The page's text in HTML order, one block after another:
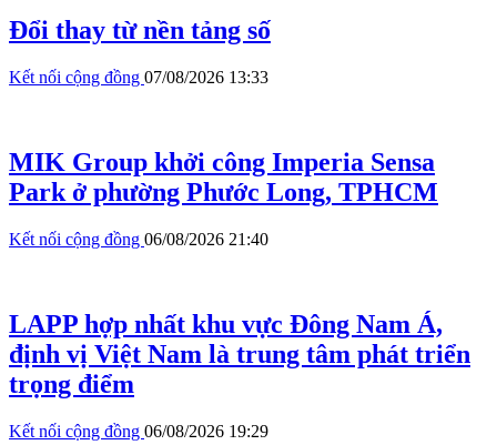
Đổi thay từ nền tảng số
Kết nối cộng đồng 07/08/2026 13:33
MIK Group khởi công Imperia Sensa
Park ở phường Phước Long, TPHCM
Kết nối cộng đồng 06/08/2026 21:40
LAPP hợp nhất khu vực Đông Nam Á,
định vị Việt Nam là trung tâm phát triển
trọng điểm
Kết nối cộng đồng 06/08/2026 19:29